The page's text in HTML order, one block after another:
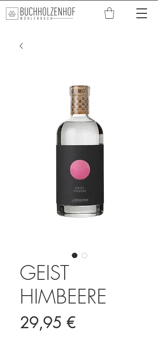
GEIST
HIMBEERE
29,95 €Preis